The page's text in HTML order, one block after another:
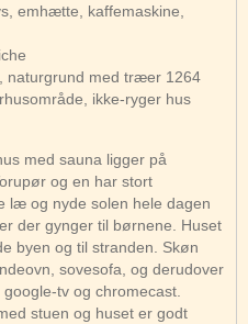
emhætte, kaffemaskine,
naturgrund med træer 1264
ikke-ryger hus
med sauna ligger på
og en har stort
læ og nyde solen hele dagen
der gynger til børnene. Huset
byen og til stranden. Skøn
sovesofa, og derudover
tv og chromecast.
stuen og huset er godt